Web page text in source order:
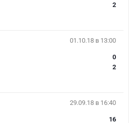
2
01.10.18 в 13:00
0
2
29.09.18 в 16:40
16